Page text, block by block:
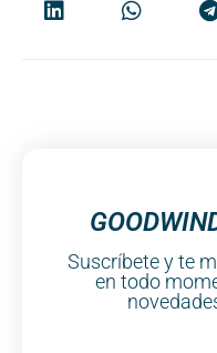
Suscríbete y te
en todo